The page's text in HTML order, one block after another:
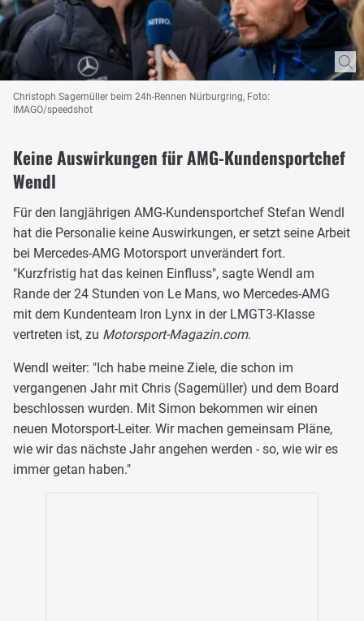
Christoph Sagemüller beim 24h-Rennen Nürburgring, Foto:
IMAGO/speedshot
Keine Auswirkungen für AMG-Kundensportchef
Wendl
Für den langjährigen AMG-Kundensportchef Stefan Wendl
hat die Personalie keine Auswirkungen, er setzt seine Arbeit
bei Mercedes-AMG Motorsport unverändert fort.
"Kurzfristig hat das keinen Einfluss", sagte Wendl am
Rande der 24 Stunden von Le Mans, wo Mercedes-AMG
mit dem Kundenteam Iron Lynx in der LMGT3-Klasse
vertreten ist, zu Motorsport-Magazin.com.
Wendl weiter: "Ich habe meine Ziele, die schon im
vergangenen Jahr mit Chris (Sagemüller) und dem Board
beschlossen wurden. Mit Simon bekommen wir einen
neuen Motorsport-Leiter. Wir machen gemeinsam Pläne,
wie wir das nächste Jahr angehen werden - so, wie wir es
immer getan haben."